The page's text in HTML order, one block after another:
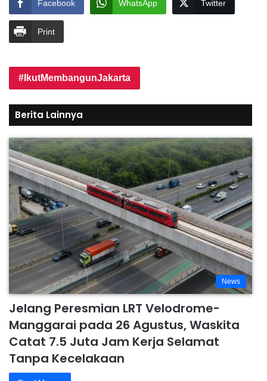
Facebook WhatsApp Twitter
Print
IkutMembangunJakarta
Berita Lainnya
News
Jelang Peresmian LRT Velodrome-
Manggarai pada 26 Agustus, Waskita
Catat 7.5 Juta Jam Kerja Selamat
Tanpa Kecelakaan